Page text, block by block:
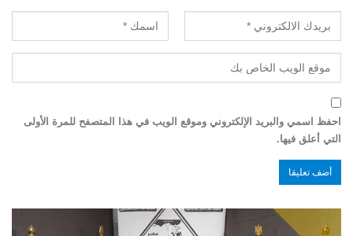
احفظ اسمي والبريد الإلكتروني وموقع الويب في هذا المتصفح للمرة الأولى
التي أعلق فيها.